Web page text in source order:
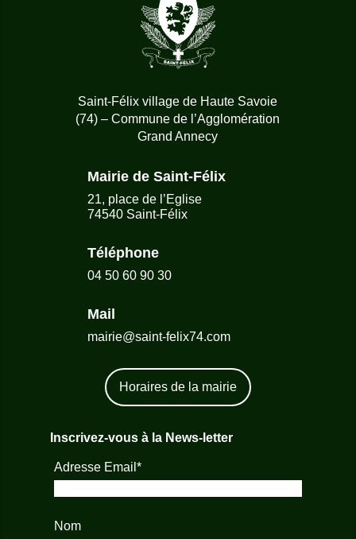
Saint-Félix village de Haute Savoie
(74) – Commune de l’Agglomération
Grand Annecy
Mairie de Saint-Félix
21, place de l’Eglise
74540 Saint-Félix
Téléphone
04 50 60 90 30
Mail
mairie@saint-felix74.com
Horaires de la mairie
Inscrivez-vous à la News-letter
Adresse Email*
Nom